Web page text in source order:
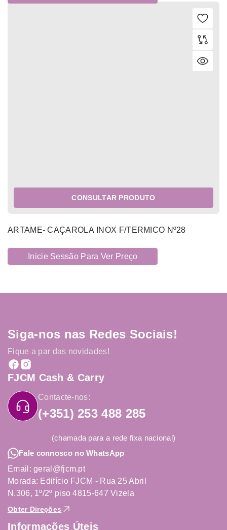
CONSULTAR PRODUTO
ARTAME- CAÇAROLA INOX F/TERMICO Nº28
Inicie Sessão Para Ver Preço
Siga-nos nas Redes Sociais!
Fique a par das novidades!
FJCM Cash & Carry
Contacte-nos:
(+351) 253 488 285
(chamada para a rede fixa nacional)
Fale connosco no WhatsApp
Email: geral@fjcm.pt
Morada: Edifício FJCM - Rua 25 Abril
N.306, 1º/2º piso 4815-647 Vizela
Obter Direções
Informações Úteis